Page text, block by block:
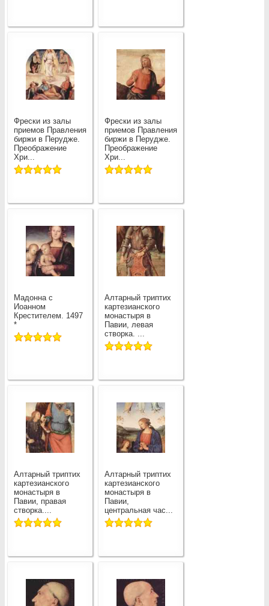
Фрески из залы
приемов Правления
биржи в Перудже.
Преображение
Хри...
Фрески из залы
приемов Правления
биржи в Перудже.
Преображение
Хри...
Мадонна с
Иоанном
Крестителем. 1497
*
Алтарный триптих
картезианского
монастыря в
Павии, левая
створка. ...
Алтарный триптих
картезианского
монастыря в
Павии, правая
створка....
Алтарный триптих
картезианского
монастыря в
Павии,
центральная час...